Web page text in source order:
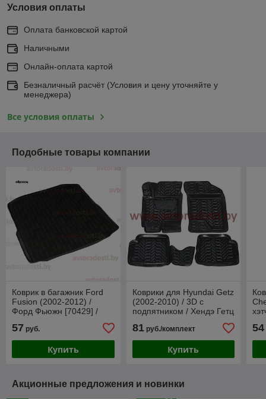
Условия оплаты
Оплата банковской картой
Наличными
Онлайн-оплата картой
Безналичный расчёт (Условия и цену уточняйте у
менеджера)
Все условия оплаты
Подобные товары компании
Коврик в багажник Ford
Fusion (2002-2012) /
Форд Фьюжн [70429] /
57 руб.
Купить
Коврики для Hyundai Getz
(2002-2010) / 3D c
подпятником / Хендэ Гетц
81руб./комплект
Купить
54
Акционные предложения и новинки